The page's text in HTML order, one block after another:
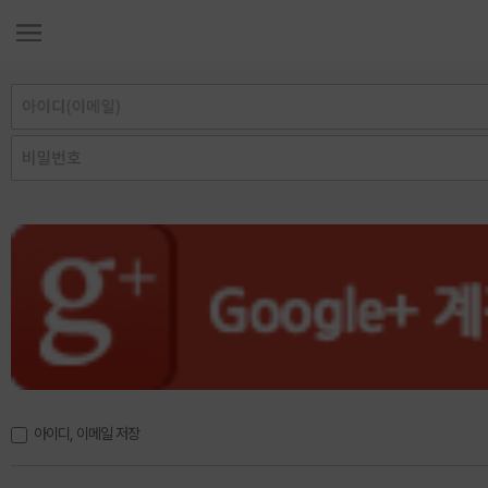
아이디, 이메일 저장